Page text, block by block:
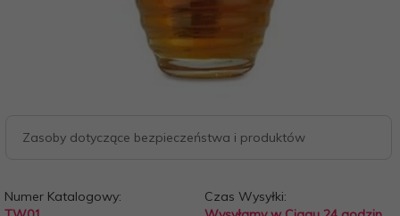
Zasoby dotyczące bezpieczeństwa i produktów
Numer Katalogowy:
Czas Wysyłki: